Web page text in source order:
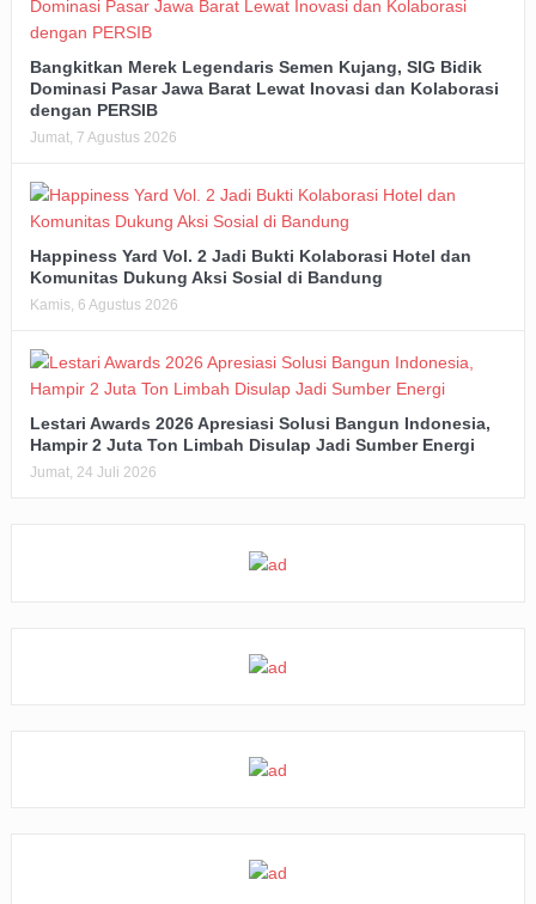
Bangkitkan Merek Legendaris Semen Kujang, SIG Bidik
Dominasi Pasar Jawa Barat Lewat Inovasi dan Kolaborasi
dengan PERSIB
Jumat, 7 Agustus 2026
Happiness Yard Vol. 2 Jadi Bukti Kolaborasi Hotel dan
Komunitas Dukung Aksi Sosial di Bandung
Kamis, 6 Agustus 2026
Lestari Awards 2026 Apresiasi Solusi Bangun Indonesia,
Hampir 2 Juta Ton Limbah Disulap Jadi Sumber Energi
Jumat, 24 Juli 2026